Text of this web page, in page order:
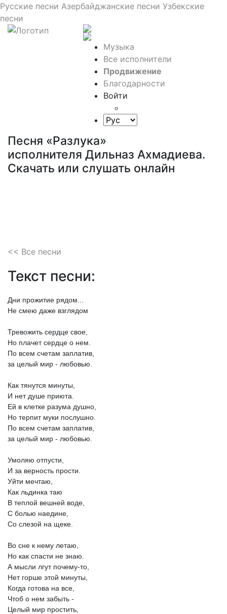
Русские песни Азербайджанские песни Узбекские
песни
Музыка
Все исполнители
Продвижение
Благодарности
Войти
Песня «Разлука»
исполнителя Дильназ Ахмадиева.
Скачать или слушать онлайн
<< Все песни
Текст песни:
Дни прожитие рядом...
Не смею даже взглядом
Тревожить сердце свое,
Но плачет сердце о нем.
По всем счетам заплатив,
за целый мир - любовью.
Как тянутся минуты,
И нет душе приюта.
Ей в клетке разума душно,
Но терпит муки послушно.
По всем счетам заплатив,
за целый мир - любовью.
Умоляю отпусти,
И за верность прости.
Уйти мечтаю,
Как льдинка таю
В теплой вешней воде,
С болью наедине,
Со слезой на щеке.
Во сне к нему летаю,
Но как спасти не знаю.
А мысли лгут почему-то,
Нет горше этой минуты,
Когда готова на все,
Чтоб о нем забыть -
Целый мир простить,